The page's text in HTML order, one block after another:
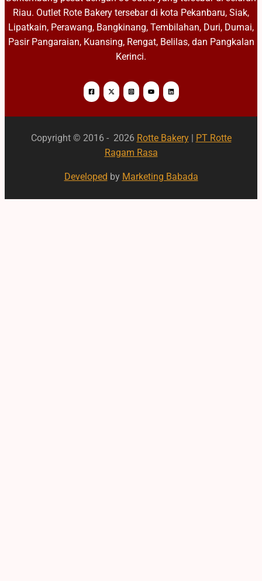
Riau. Outlet Rote Bakery tersebar di kota Pekanbaru, Siak,
Lipatkain, Perawang, Bangkinang, Tembilahan, Duri, Dumai,
Pasir Pangaraian, Kuansing, Rengat, Belilas, dan Pangkalan
Kerinci.
Copyright © 2016 - 2026 Rotte Bakery|
PT Rotte
Ragam Rasa
Developed by Marketing Babada